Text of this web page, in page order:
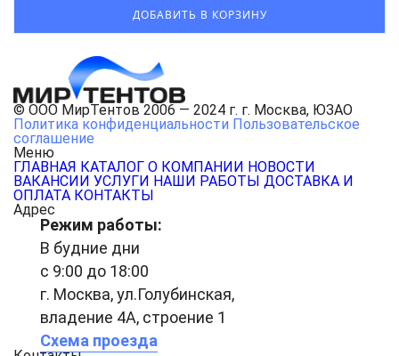
© ООО МирТентов 2006 — 2024 г. г. Москва, ЮЗАО
Политика конфиденциальности Пользовательское
соглашение
Меню
ГЛАВНАЯ КАТАЛОГ О КОМПАНИИ НОВОСТИ
ВАКАНСИИ УСЛУГИ НАШИ РАБОТЫ ДОСТАВКА И
ОПЛАТА КОНТАКТЫ
Адрес
Режим работы:
В будние дни
с 9:00 до 18:00
г. Москва, ул.Голубинская,
владение 4А, строение 1
Схема проезда